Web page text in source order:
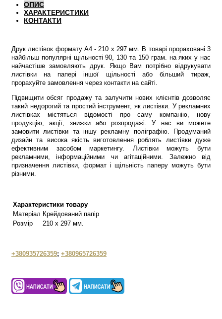
ОПИС
ХАРАКТЕРИСТИКИ
КОНТАКТИ
Друк листівок формату А4 - 210 х 297 мм. В товарі прораховані 3
найбільш популярні щільності 90, 130 та 150 грам. на яких у нас
найчастіше замовляють друк. Якщо Вам потрібно відрукувати
листівки на папері іншої щільності або більший тираж,
прорахуйте замовлення через контакти на сайті.
Підвищити обсяг продажу та залучити нових клієнтів дозволяє
такий недорогий та простий інструмент, як листівки. У рекламних
листівках містяться відомості про саму компанію, нову
продукцію, акції, знижки або розпродажі. У нас ви можете
замовити листівки та іншу рекламну поліграфію. Продуманий
дизайн та висока якість виготовлення роблять листівки дуже
ефективним засобом маркетингу. Листівки можуть бути
рекламними, інформаційними чи агітаційними. Залежно від
призначення листівки, формат і щільність паперу можуть бути
різними.
Характеристики товару
Матеріал Крейдований папір
Розмір
210 х 297 мм.
+380935726359; +380965726359